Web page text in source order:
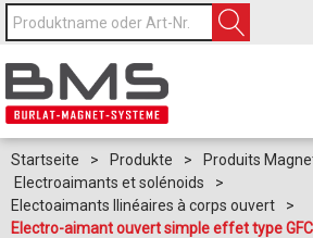
Startseite > Produkte > Produits
Electroaimants et solénoids
>
Electoaimants llinéaires à corps ouvert
>
Electro-aimant ouvert simple effet type GFC